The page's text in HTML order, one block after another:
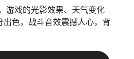
游戏的光影效果、天气变化
色，战斗音效震撼人心，背